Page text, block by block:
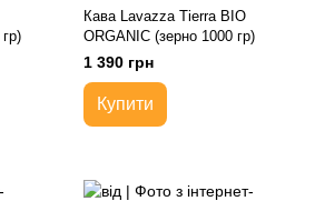
Кава Lavazza Tierra BIO
ORGANIC (зерно 1000 гр)
1 390 грн
Купити